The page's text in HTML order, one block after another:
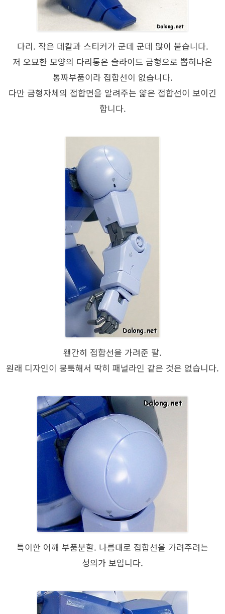
다리. 작은 데칼과 스티커가 군데 군데 많이 붙습니다.
저 오묘한 모양의 다리통은 슬라이드 금형으로 뽑혀나온
통짜부품이라 접합선이 없습니다.
다만 금형자체의 접합면을 알려주는 얇은 접합선이 보이긴
합니다.
왠간히 접합선을 가려준 팔.
원래 디자인이 뭉툭해서 딱히 패널라인 같은 것은 없습니다.
특이한 어깨 부품분할. 나름대로 접합선을 가려주려는
성의가 보입니다.